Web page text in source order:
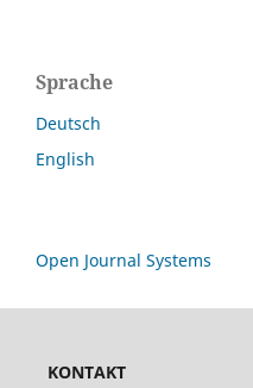
Sprache
Deutsch
English
Open Journal Systems
KONTAKT